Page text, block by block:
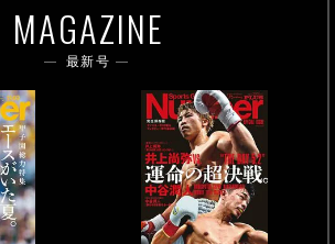
MAGAZINE
最新号